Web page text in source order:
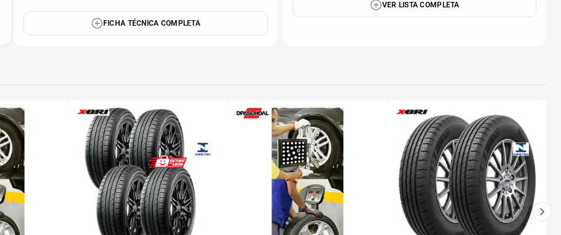
FICHA TÉCNICA COMPLETA
VER LISTA COMPLETA